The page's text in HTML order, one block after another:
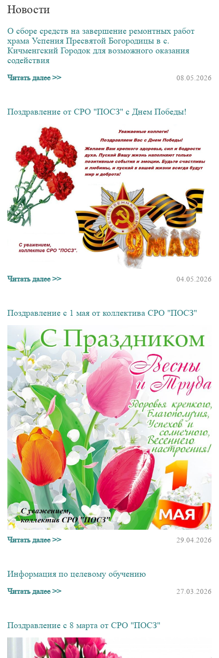
Новости
О сборе средств на завершение ремонтных работ
храма Успения Пресвятой Богородицы в с.
Кичменгский Городок для возможного оказания
содействия
Читать далее >> 08.05.2026
Поздравление от СРО "ПОСЗ" с Днем Победы!
Читать далее >> 04.05.2026
Поздравление с 1 мая от коллектива СРО "ПОСЗ"
Читать далее >> 29.04.2026
Информация по целевому обучению
Читать далее >> 27.03.2026
Поздравление с 8 марта от СРО "ПОСЗ"